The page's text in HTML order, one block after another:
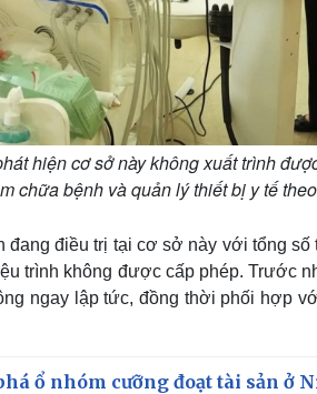
hiện cơ sở này không xuất trình
chữa bệnh và quản lý thiết bị y tế
đang điều trị tại cơ sở này với tổng
trình không được cấp phép. Trước
ngay lập tức, đồng thời phối hợp
ổ nhóm cưỡng đoạt tài sản ở